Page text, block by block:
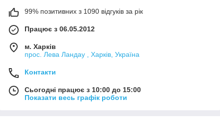
99% позитивних з 1090 відгуків за рік
Працює з 06.05.2012
м. Харків
прос. Лева Ландау , Харків, Україна
Контакти
Сьогодні працює з 10:00 до 15:00
Показати весь графік роботи